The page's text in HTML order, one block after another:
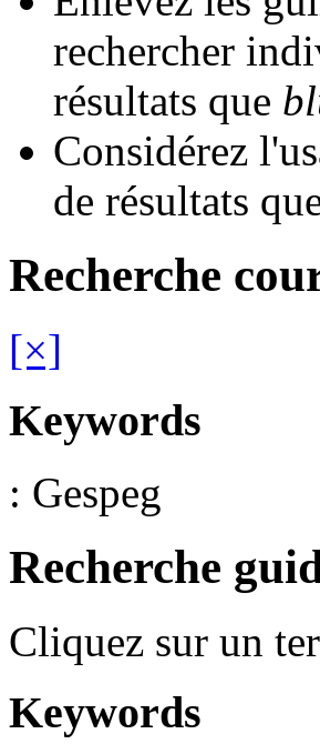
rechercher
résultats que
Considérez
de résultats
Recherche
[×]
Keywords
: Gespeg
Recherche
Cliquez sur un
Keywords